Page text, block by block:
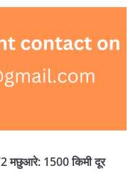
मछुआरे: 1500 किमी दूर